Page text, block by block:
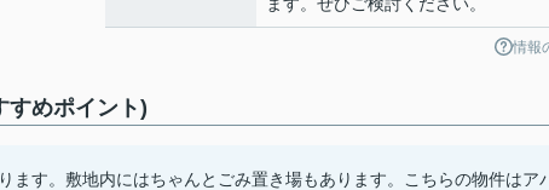
情報
すめポイント)
ます。敷地内にはちゃんとごみ置き場もあります。こちらの物件はア